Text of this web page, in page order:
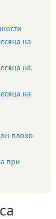
на
на
на
он плохо
при